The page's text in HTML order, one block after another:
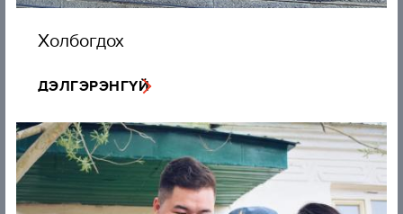
Холбогдох
ДЭЛГЭРЭНГҮЙ